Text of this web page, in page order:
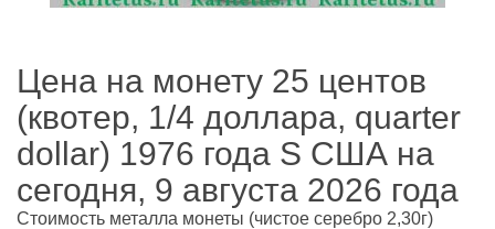
Цена на монету 25 центов
(квотер, 1/4 доллара, quarter
dollar) 1976 года S США на
сегодня, 9 августа 2026 года
Стоимость металла монеты (чистое серебро 2,30г)